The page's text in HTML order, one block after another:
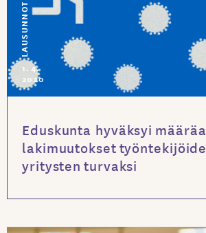
LAUSUNNOT
1.4.
2020
Eduskunta hyväksyi
lakimuutokset
yritysten turvaksi